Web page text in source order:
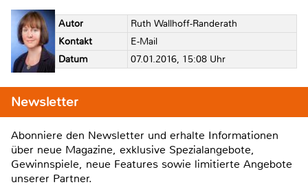
Autor
Ruth Wallhoff-Randerath
Kontakt
E-Mail
Datum
07.01.2016, 15:08 Uhr
Newsletter
Abonniere den Newsletter und erhalte Informationen
über neue Magazine, exklusive Spezialangebote,
Gewinnspiele, neue Features sowie limitierte Angebote
unserer Partner.